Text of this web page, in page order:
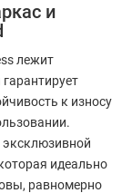
и
лежит
к износу
идеально
равномерно